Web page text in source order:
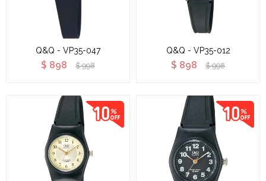
Q&Q - VP35-047
$ 898 $ 998
Q&Q - VP35-012
$ 898 $ 998